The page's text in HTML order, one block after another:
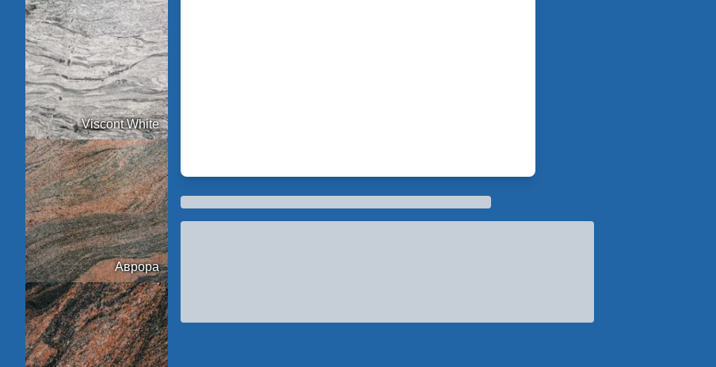
Viscont White
Аврора